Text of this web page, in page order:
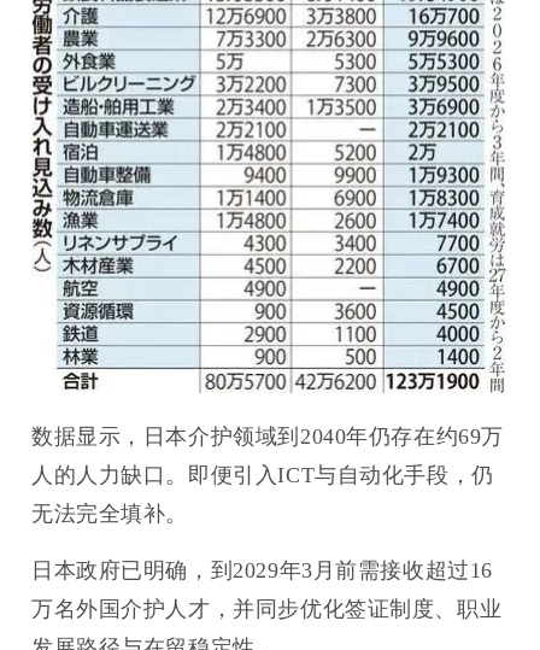
数据显示，日本介护领域到2040年仍存在约69万
人的人力缺口。即便引入ICT与自动化手段，仍
无法完全填补。
日本政府已明确，到2029年3月前需接收超过16
万名外国介护人才，并同步优化签证制度、职业